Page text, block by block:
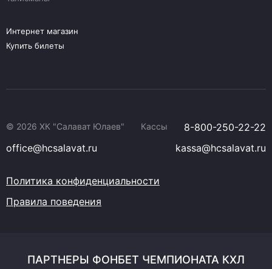
Интернет магазин
Купить билеты
© 2026 ХК "Салават Юлаев" Кассы
8-800-250-22-22
office@hcsalavat.ru
kassa@hcsalavat.ru
Политика конфиденциальности
Правила поведения
ПАРТНЕРЫ ФОНБЕТ ЧЕМПИОНАТА КХЛ